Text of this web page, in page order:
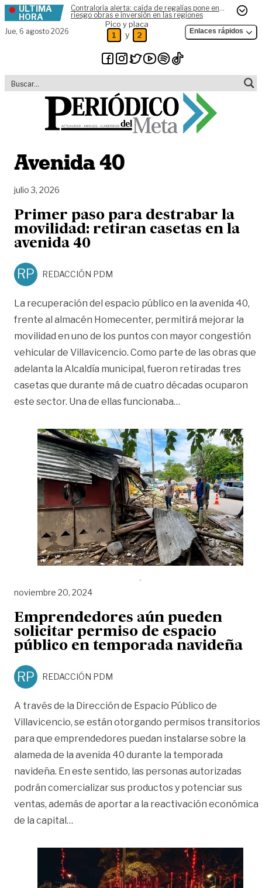
Skip to content
ÚLTIMA
HORA
Contraloría alerta: caída de regalías pone en
riesgo obras e inversión en las regiones
Jue, 6 agosto 2026
Pico y placa
1 y 2 Enlaces rápidos
Avenida 40
julio 3, 2026
Primer paso para destrabar la
movilidad: retiran casetas en la
avenida 40
RP REDACCIÓN PDM
La recuperación del espacio público en la avenida 40,
frente al almacén Homecenter, permitirá mejorar la
movilidad en uno de los puntos con mayor congestión
vehicular de Villavicencio. Como parte de las obras que
adelanta la Alcaldía municipal, fueron retiradas tres
casetas que durante má de cuatro décadas ocuparon
este sector. Una de ellas funcionaba…
noviembre 20, 2024
Emprendedores aún pueden
solicitar permiso de espacio
público en temporada navideña
RP REDACCIÓN PDM
A través de la Dirección de Espacio Público de
Villavicencio, se están otorgando permisos transitorios
para que emprendedores puedan instalarse sobre la
alameda de la avenida 40 durante la temporada
navideña. En este sentido, las personas autorizadas
podrán comercializar sus productos y potenciar sus
ventas, además de aportar a la reactivación económica
de la capital…